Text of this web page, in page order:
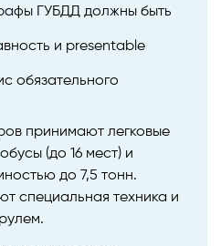
ГУБДД должны быть
и presentable
обязательного
принимают легковые
(до 16 мест) и
до 7,5 тонн.
специальная техника и